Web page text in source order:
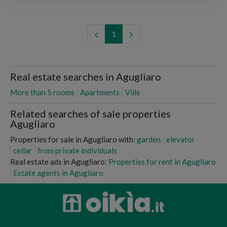
1
Real estate searches in Agugliaro
More than 5 rooms Apartments Ville
Related searches of sale properties
Agugliaro
Properties for sale in Agugliaro with: garden
elevator
cellar
from private individuals
Real estate ads in Agugliaro: Properties for rent in Agugliaro
Estate agents in Agugliaro